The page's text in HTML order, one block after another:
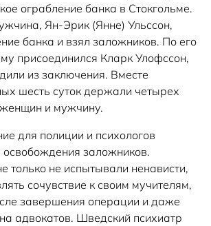
ограбление банка в Стокгольме.
Ян-Эрик (Янне) Ульссон,
банка и взял заложников. По его
присоединился Кларк Улофссон,
из заключения. Вместе
шесть суток держали четырех
и мужчину.
для полиции и психологов
освобождения заложников.
только не испытывали ненависти,
сочувствие к своим мучителям,
завершения операции и даже
адвокатов. Шведский психиатр